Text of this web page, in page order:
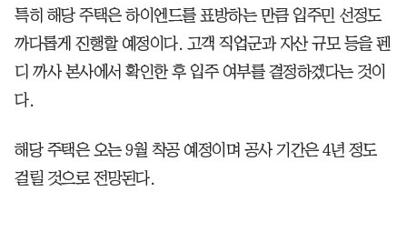
특히 해당 주택은 하이엔드를 표방하는 만큼 입주민 선정도
까다롭게 진행할 예정이다. 고객 직업군과 자산 규모 등을 펜
디 까사 본사에서 확인한 후 입주 여부를 결정하겠다는 것이
다.
해당 주택은 오는 9월 착공 예정이며 공사 기간은 4년 정도
걸릴 것으로 전망된다.